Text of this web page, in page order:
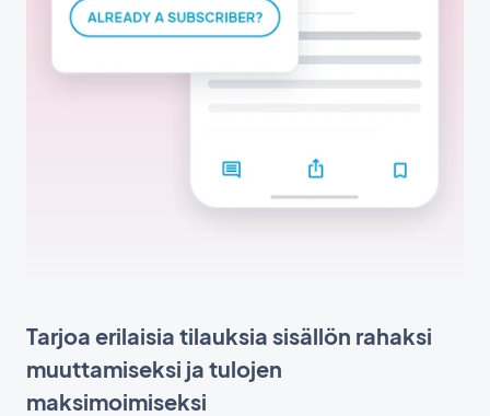
Tarjoa erilaisia tilauksia sisällön rahaksi
muuttamiseksi ja tulojen
maksimoimiseksi